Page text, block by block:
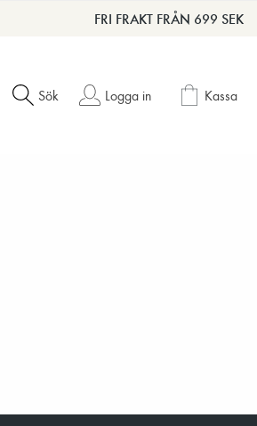
FRI FRAKT FRÅN 699 SEK
Sök Logga in Kassa